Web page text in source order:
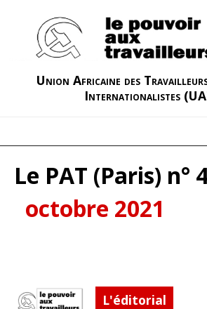
Union Africaine des
Internationalistes
Le PAT (Paris) n°
octobre 2021
L'éditorial